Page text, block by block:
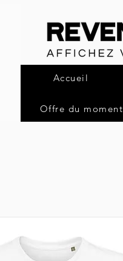
Accueil
Offre du moment